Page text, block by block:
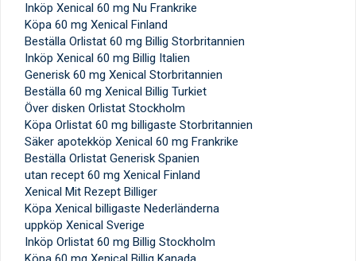
Inköp Xenical 60 mg Nu Frankrike
Köpa 60 mg Xenical Finland
Beställa Orlistat 60 mg Billig Storbritannien
Inköp Xenical 60 mg Billig Italien
Generisk 60 mg Xenical Storbritannien
Beställa 60 mg Xenical Billig Turkiet
Över disken Orlistat Stockholm
Köpa Orlistat 60 mg billigaste Storbritannien
Säker apotekköp Xenical 60 mg Frankrike
Beställa Orlistat Generisk Spanien
utan recept 60 mg Xenical Finland
Xenical Mit Rezept Billiger
Köpa Xenical billigaste Nederländerna
uppköp Xenical Sverige
Inköp Orlistat 60 mg Billig Stockholm